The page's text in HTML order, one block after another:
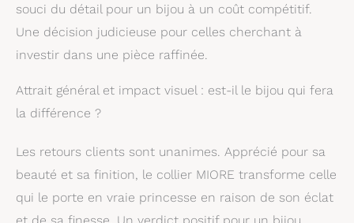
OFFRIR: Les bijoux
Miore sont livrés dans
accompagnés d'un
d'authenticité. Cadeau
de diplôme, le
mariage, la fête des
mères ou toute autre
souci du détail pour un bijou à un coût compétitif.
Une décision judicieuse pour celles cherchant à
investir dans une pièce raffinée.
Attrait général et impact visuel : est-il le bijou qui fera
la différence ?
Les retours clients sont unanimes. Apprécié pour sa
beauté et sa finition, le collier MIORE transforme celle
qui le porte en vraie princesse en raison de son éclat
et de sa finesse. Un verdict positif pour un bijou